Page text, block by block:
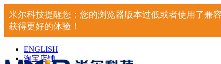
米尔科技提醒您：您的浏览器版本过低或者使用了兼
获得更好的体验！
ENGLISH
淘宝店铺|